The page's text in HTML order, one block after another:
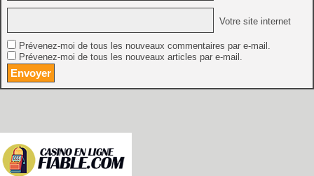
Votre site internet
Prévenez-moi de tous les nouveaux commentaires par e-mail.
Prévenez-moi de tous les nouveaux articles par e-mail.